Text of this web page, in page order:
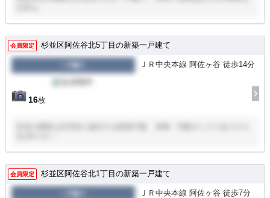
会員限定 杉並区阿佐谷北5丁目の新築一戸建て
16枚
ＪＲ中央本線 阿佐ヶ谷 徒歩14分
会員限定 杉並区阿佐谷北1丁目の新築一戸建て
ＪＲ中央本線 阿佐ヶ谷 徒歩7分